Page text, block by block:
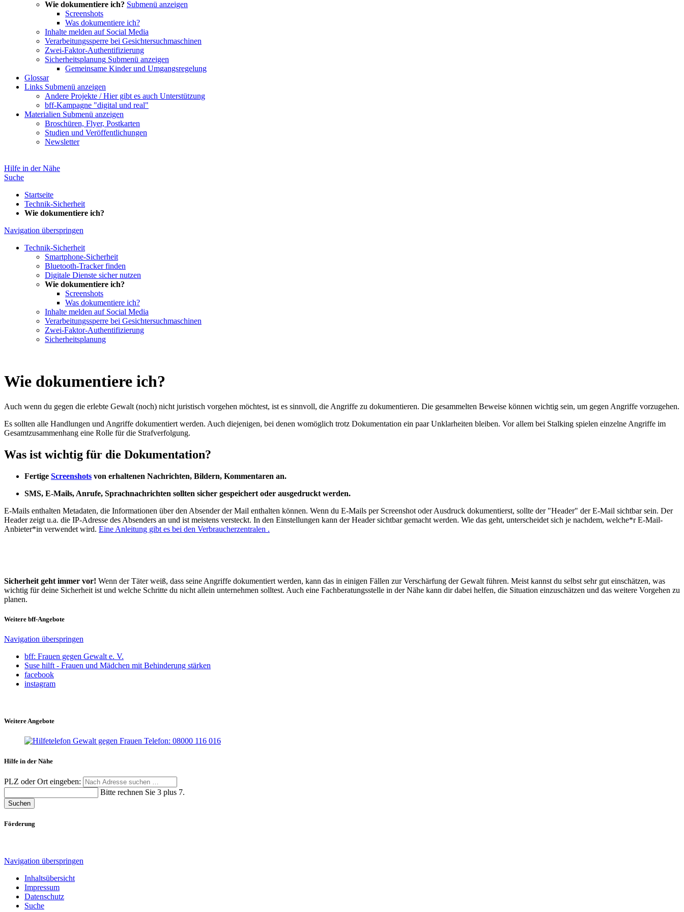
Wie dokumentiere ich? Submenü anzeigen
Screenshots
Was dokumentiere ich?
Inhalte melden auf Social Media
Verarbeitungssperre bei Gesichtersuchmaschinen
Zwei-Faktor-Authentifizierung
Sicherheitsplanung Submenü anzeigen
Gemeinsame Kinder und Umgangsregelung
Glossar
Links Submenü anzeigen
Andere Projekte / Hier gibt es auch Unterstützung
bff-Kampagne "digital und real"
Materialien Submenü anzeigen
Broschüren, Flyer, Postkarten
Studien und Veröffentlichungen
Newsletter
Hilfe in der Nähe
Suche
Startseite
Technik-Sicherheit
Wie dokumentiere ich?
Navigation überspringen
Technik-Sicherheit
Smartphone-Sicherheit
Bluetooth-Tracker finden
Digitale Dienste sicher nutzen
Wie dokumentiere ich?
Screenshots
Was dokumentiere ich?
Inhalte melden auf Social Media
Verarbeitungssperre bei Gesichtersuchmaschinen
Zwei-Faktor-Authentifizierung
Sicherheitsplanung
Wie dokumentiere ich?
Auch wenn du gegen die erlebte Gewalt (noch) nicht juristisch vorgehen möchtest, ist es sinnvoll, die Angriffe zu dokumentieren. Die gesammelten Beweise können wichtig sein, um gegen Angriffe vorzugehen.
Es sollten alle Handlungen und Angriffe dokumentiert werden. Auch diejenigen, bei denen womöglich trotz Dokumentation ein paar Unklarheiten bleiben. Vor allem bei Stalking spielen einzelne Angriffe im
Gesamtzusammenhang eine Rolle für die Strafverfolgung.
Was ist wichtig für die Dokumentation?
Fertige Screenshots von erhaltenen Nachrichten, Bildern, Kommentaren an.
SMS, E-Mails, Anrufe, Sprachnachrichten sollten sicher gespeichert oder ausgedruckt werden.
E-Mails enthalten Metadaten, die Informationen über den Absender der Mail enthalten können. Wenn du E-Mails per Screenshot oder Ausdruck dokumentierst, sollte der "Header" der E-Mail sichtbar sein. Der
Header zeigt u.a. die IP-Adresse des Absenders an und ist meistens versteckt. In den Einstellungen kann der Header sichtbar gemacht werden. Wie das geht, unterscheidet sich je nachdem, welche*r E-Mail-
Anbieter*in verwendet wird. Eine Anleitung gibt es bei den Verbraucherzentralen .
Sicherheit geht immer vor! Wenn der Täter weiß, dass seine Angriffe dokumentiert werden, kann das in einigen Fällen zur Verschärfung der Gewalt führen. Meist kannst du selbst sehr gut einschätzen, was
wichtig für deine Sicherheit ist und welche Schritte du nicht allein unternehmen solltest. Auch eine Fachberatungsstelle in der Nähe kann dir dabei helfen, die Situation einzuschätzen und das weitere Vorgehen zu
planen.
Weitere bff-Angebote
Navigation überspringen
bff: Frauen gegen Gewalt e. V.
Suse hilft - Frauen und Mädchen mit Behinderung stärken
facebook
instagram
Weitere Angebote
Hilfe in der Nähe
PLZ oder Ort eingeben:
Bitte rechnen Sie 3 plus 7.
Suchen
Förderung
Navigation überspringen
Inhaltsübersicht
Impressum
Datenschutz
Suche